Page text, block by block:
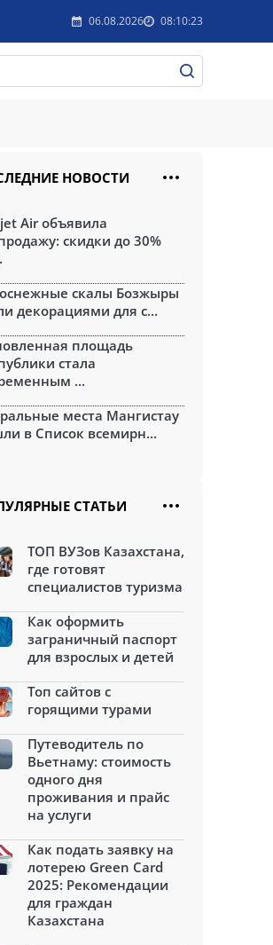
06.08.2026 08:10:23
НОВОСТИ
Air объявила
скидки до 30%
скалы Бозжыры
декорациями для с...
площадь
стала
...
места Мангистау
в Список всемирн...
СТАТЬИ
ТОП ВУЗов Казахстана,
где готовят
специалистов туризма
Как оформить
заграничный паспорт
для взрослых и детей
Топ сайтов с
горящими турами
Путеводитель по
Вьетнаму: стоимость
одного дня
проживания и прайс
на услуги
Как подать заявку на
лотерею Green Card
2025: Рекомендации
для граждан
Казахстана